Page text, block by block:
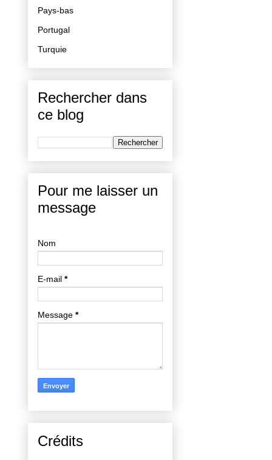
Pays-bas
Portugal
Turquie
Rechercher dans
ce blog
Pour me laisser un
message
Nom
E-mail *
Message *
Crédits